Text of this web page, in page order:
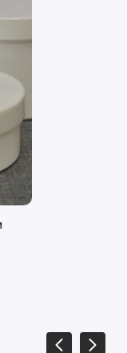
зберігання
губ, тіней,
засобів у
робить її
тестування
і може бути
за
сторінки